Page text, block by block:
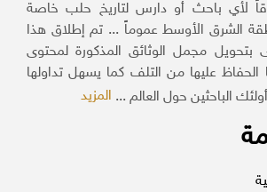
لأي باحث أو دارس لتاريخ حلب خاصة
الشرق الأوسط عموماً ... تم إطلاق هذا
بتحويل مجمل الوثائق المذكورة لمحتوى
عليها من التلف كما يسهل تداولها
الباحثين حول العالم ...المزيد